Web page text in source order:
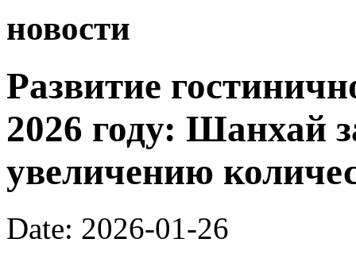
новости
Развитие
2026 году: Шанхай
увеличению
Date: 2026-01-26